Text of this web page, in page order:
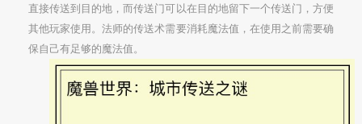
直接传送到目的地，而传送门可以在目的地留下一个传送门，方便
其他玩家使用。法师的传送术需要消耗魔法值，在使用之前需要确
保自己有足够的魔法值。